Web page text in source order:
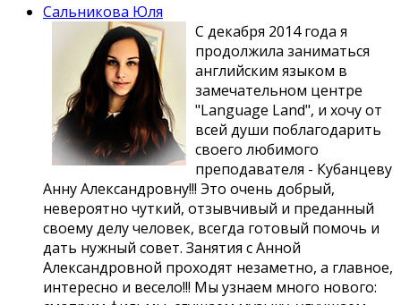
Сальникова Юля
С декабря 2014 года я
продолжила заниматься
английским языком в
замечательном центре
"Language Land", и хочу от
всей души поблагодарить
своего любимого
преподавателя - Кубанцеву
Анну Александровну!!! Это очень добрый,
невероятно чуткий, отзывчивый и преданный
своему делу человек, всегда готовый помочь и
дать нужный совет. Занятия с Анной
Александровной проходят незаметно, а главное,
интересно и весело!!! Мы узнаем много нового: